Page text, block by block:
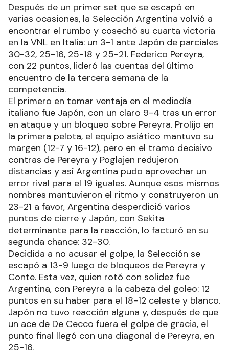
Después de un primer set que se escapó en
varias ocasiones, la Selección Argentina volvió a
encontrar el rumbo y cosechó su cuarta victoria
en la VNL en Italia: un 3-1 ante Japón de parciales
30-32, 25-16, 25-18 y 25-21. Federico Pereyra,
con 22 puntos, lideró las cuentas del último
encuentro de la tercera semana de la
competencia.
El primero en tomar ventaja en el mediodía
italiano fue Japón, con un claro 9-4 tras un error
en ataque y un bloqueo sobre Pereyra. Prolijo en
la primera pelota, el equipo asiático mantuvo su
margen (12-7 y 16-12), pero en el tramo decisivo
contras de Pereyra y Poglajen redujeron
distancias y así Argentina pudo aprovechar un
error rival para el 19 iguales. Aunque esos mismos
nombres mantuvieron el ritmo y construyeron un
23-21 a favor, Argentina desperdició varios
puntos de cierre y Japón, con Sekita
determinante para la reacción, lo facturó en su
segunda chance: 32-30.
Decidida a no acusar el golpe, la Selección se
escapó a 13-9 luego de bloqueos de Pereyra y
Conte. Esta vez, quien rotó con solidez fue
Argentina, con Pereyra a la cabeza del goleo: 12
puntos en su haber para el 18-12 celeste y blanco.
Japón no tuvo reacción alguna y, después de que
un ace de De Cecco fuera el golpe de gracia, el
punto final llegó con una diagonal de Pereyra, en
25-16.